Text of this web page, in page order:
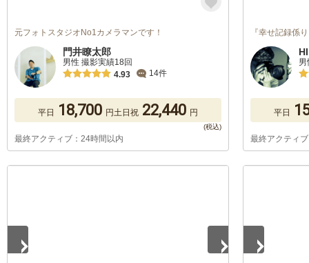
元フォトスタジオNo1カメラマンです！
門井瞭太郎
男性 撮影実績18回
4.93
14件
平日 18,700 円土日祝 22,440 円
最終アクティブ：24時間以内
『幸せ記録係
平日
最終アクティ